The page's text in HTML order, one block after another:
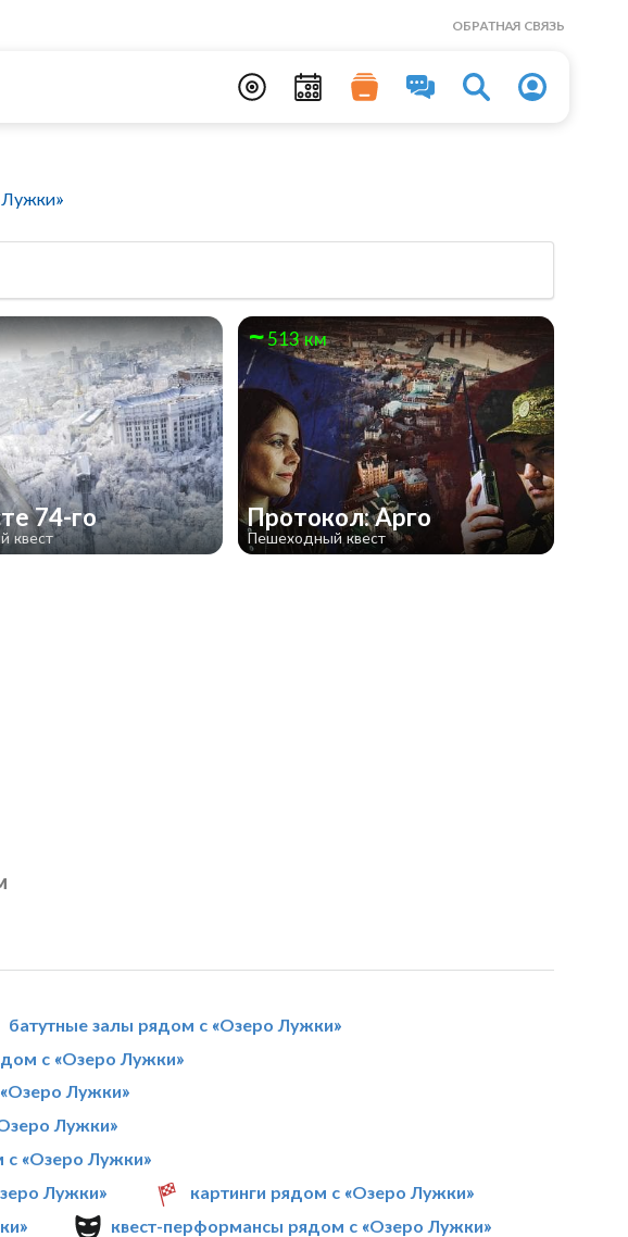
ОБРАТНАЯ СВЯЗЬ
Лужки»
74-го
квест
513 км
Протокол: Арго
Пешеходный квест
батутные залы рядом с «Озеро Лужки»
с «Озеро Лужки»
Лужки»
Лужки»
с «Озеро Лужки»
Лужки»
картинги рядом с «Озеро Лужки»
квест-перформансы рядом с «Озеро Лужки»